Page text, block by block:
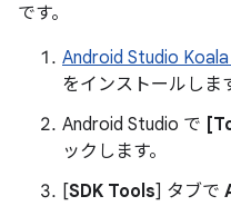
です。
Android Studio
をインストールしま
Android Studio で
ックします。
[SDK Tools] タブで